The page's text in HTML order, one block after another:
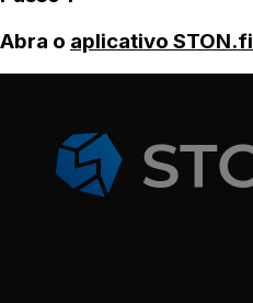
Abra o aplicativo STON.fi